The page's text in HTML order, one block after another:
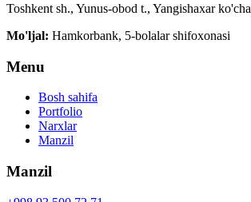
Toshkent sh., Yunus-obod t., Yangishaxar
Mo'ljal: Hamkorbank, 5-bolalar shifoxonasi
Menu
Bosh sahifa
Portfolio
Narxlar
Manzil
Manzil